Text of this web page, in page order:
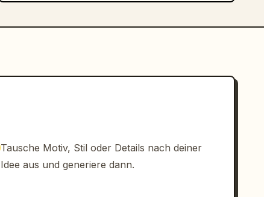
Tausche Motiv, Stil oder Details nach deiner
Idee aus und generiere dann.